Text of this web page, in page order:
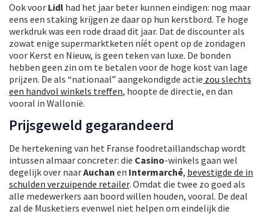
Ook voor Lidl had het jaar beter kunnen eindigen: nog maar
eens een staking krijgen ze daar op hun kerstbord. Te hoge
werkdruk was een rode draad dit jaar. Dat de discounter als
zowat enige supermarktketen níét opent op de zondagen
voor Kerst en Nieuw, is geen teken van luxe. De bonden
hebben geen zin om te betalen voor de hoge kost van lage
prijzen. De als “nationaal” aangekondigde actie zou slechts
een handvol winkels treffen, hoopte de directie, en dan
vooral in Wallonië.
Prijsgeweld gegarandeerd
De hertekening van het Franse foodretaillandschap wordt
intussen almaar concreter: die Casino-winkels gaan wel
degelijk over naarAuchan en Intermarché, bevestigde de in
schulden verzuipende retailer. Omdat die twee zo goed als
alle medewerkers aan boord willen houden, vooral. De deal
zal de Musketiers evenwel niet helpen om eindelijk die